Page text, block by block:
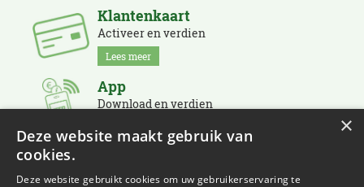
Klantenkaart
Activeer en verdien
Lees meer
App
Download en verdien
Schrijf je in en blijf op de hoogte
×
Deze website maakt gebruik van
cookies.
Deze website gebruikt cookies om uw gebruikerservaring te